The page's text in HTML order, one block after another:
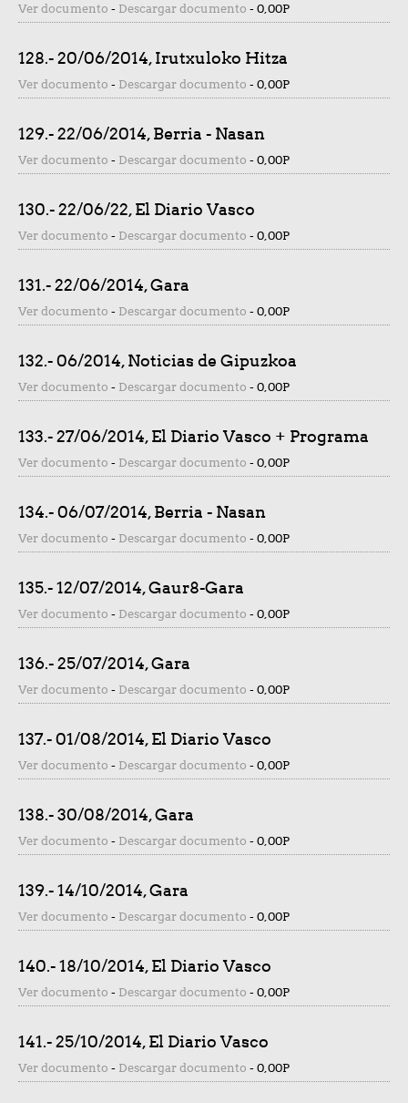
Ver documento - Descargar documento - 0,00P
128.- 20/06/2014, Irutxuloko Hitza
Ver documento - Descargar documento - 0,00P
129.- 22/06/2014, Berria - Nasan
Ver documento - Descargar documento - 0,00P
130.- 22/06/22, El Diario Vasco
Ver documento - Descargar documento - 0,00P
131.- 22/06/2014, Gara
Ver documento - Descargar documento - 0,00P
132.- 06/2014, Noticias de Gipuzkoa
Ver documento - Descargar documento - 0,00P
133.- 27/06/2014, El Diario Vasco + Programa
Ver documento - Descargar documento - 0,00P
134.- 06/07/2014, Berria - Nasan
Ver documento - Descargar documento - 0,00P
135.- 12/07/2014, Gaur8-Gara
Ver documento - Descargar documento - 0,00P
136.- 25/07/2014, Gara
Ver documento - Descargar documento - 0,00P
137.- 01/08/2014, El Diario Vasco
Ver documento - Descargar documento - 0,00P
138.- 30/08/2014, Gara
Ver documento - Descargar documento - 0,00P
139.- 14/10/2014, Gara
Ver documento - Descargar documento - 0,00P
140.- 18/10/2014, El Diario Vasco
Ver documento - Descargar documento - 0,00P
141.- 25/10/2014, El Diario Vasco
Ver documento - Descargar documento - 0,00P